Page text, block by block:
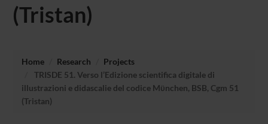
(Tristan)
Home Research
Projects
TRISDE 51. Verso l’Edizione scientifica digitale di
illustrazioni e didascalie del codice Mϋnchen, BSB, Cgm 51
(Tristan)